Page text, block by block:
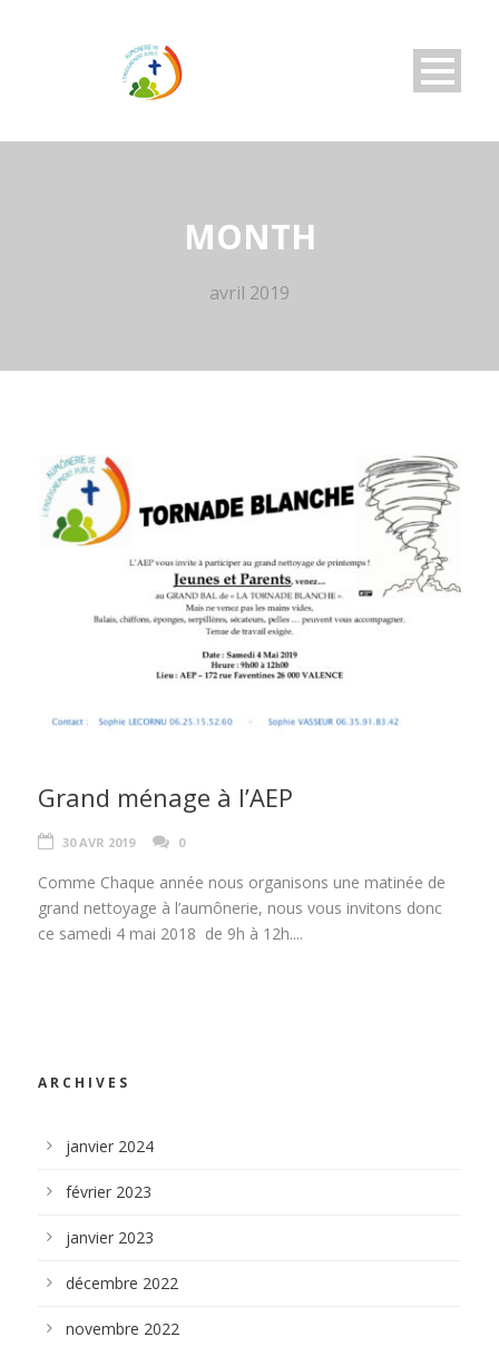
MONTH
avril 2019
Grand ménage à l’AEP
30 AVR 2019 0
Comme Chaque année nous organisons une matinée de
grand nettoyage à l’aumônerie, nous vous invitons donc
ce samedi 4 mai 2018 de 9h à 12h....
ARCHIVES
janvier 2024
février 2023
janvier 2023
décembre 2022
novembre 2022